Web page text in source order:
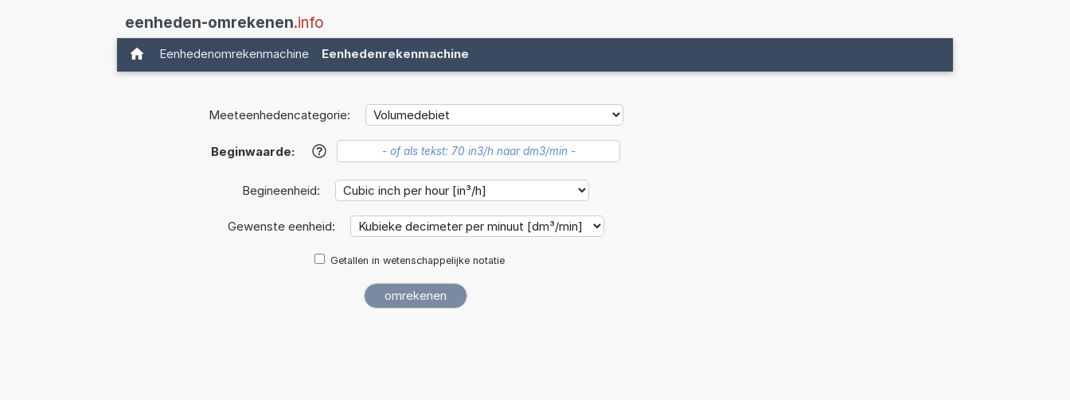
eenheden-omrekenen.info
Eenhedenomrekenmachine Eenhedenrekenmachine
Meeteenhedencategorie:
Beginwaarde: ?
Begineenheid:
Gewenste eenheid:
Getallen in wetenschappelijke notatie